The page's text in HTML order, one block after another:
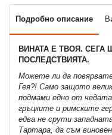
Подробно описание
ВИНАТА Е ТВОЯ.
ПОСЛЕДСТВИЯТА.
Можете ли да
Гея?! Само защото
подмами едно от
гръцките и римските
едва не срути
Тартара, да съм